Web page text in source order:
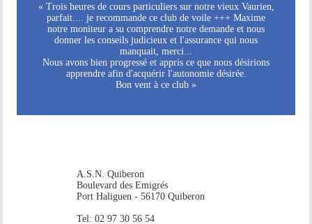
« Trois heures de cours particuliers sur notre vieux Vaurien,
parfait.... je recommande ce club de voile +++ Maxime
notre moniteur a su comprendre notre demande et nous
donner les conseils judicieux et l'assurance qui nous
manquait, merci...
Nous avons bien progressé et appris ce que nous désirions
apprendre afin d'acquérir l'autonomie désirée.
Bon vent à ce club »
A.S.N. Quiberon
Boulevard des Emigrés
Port Haliguen - 56170 Quiberon
Tel: 02 97 30 56 54